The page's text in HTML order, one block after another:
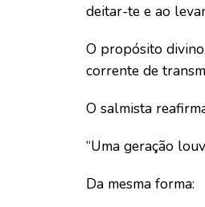
deitar-te e ao
O propósito divino
corrente de
O salmista
“Uma geração
Da mesma forma: